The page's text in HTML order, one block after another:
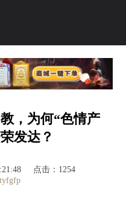
，为何“色情产
发达？
点击：1254